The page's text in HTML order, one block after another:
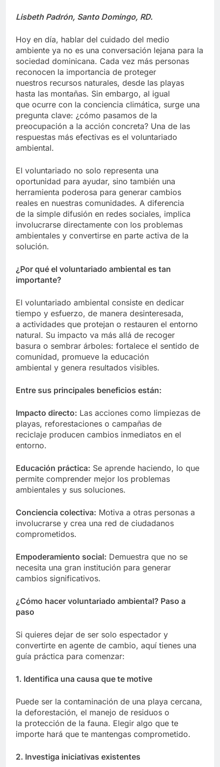
Lisbeth Padrón, Santo Domingo, RD.
Hoy en día, hablar del cuidado del medio
ambiente ya no es una conversación lejana para la
sociedad dominicana. Cada vez más personas
reconocen la importancia de proteger
nuestros recursos naturales, desde las playas
hasta las montañas. Sin embargo, al igual
que ocurre con la conciencia climática, surge una
pregunta clave: ¿cómo pasamos de la
preocupación a la acción concreta? Una de las
respuestas más efectivas es el voluntariado
ambiental.
El voluntariado no solo representa una
oportunidad para ayudar, sino también una
herramienta poderosa para generar cambios
reales en nuestras comunidades. A diferencia
de la simple difusión en redes sociales, implica
involucrarse directamente con los problemas
ambientales y convertirse en parte activa de la
solución.
¿Por qué el voluntariado ambiental es tan
importante?
El voluntariado ambiental consiste en dedicar
tiempo y esfuerzo, de manera desinteresada,
a actividades que protejan o restauren el entorno
natural. Su impacto va más allá de recoger
basura o sembrar árboles: fortalece el sentido de
comunidad, promueve la educación
ambiental y genera resultados visibles.
Entre sus principales beneficios están:
Impacto directo: Las acciones como limpiezas de
playas, reforestaciones o campañas de
reciclaje producen cambios inmediatos en el
entorno.
Educación práctica: Se aprende haciendo, lo que
permite comprender mejor los problemas
ambientales y sus soluciones.
Conciencia colectiva: Motiva a otras personas a
involucrarse y crea una red de ciudadanos
comprometidos.
Empoderamiento social: Demuestra que no se
necesita una gran institución para generar
cambios significativos.
¿Cómo hacer voluntariado ambiental? Paso a
paso
Si quieres dejar de ser solo espectador y
convertirte en agente de cambio, aquí tienes una
guía práctica para comenzar:
1. Identifica una causa que te motive
Puede ser la contaminación de una playa cercana,
la deforestación, el manejo de residuos o
la protección de la fauna. Elegir algo que te
importe hará que te mantengas comprometido.
2. Investiga iniciativas existentes